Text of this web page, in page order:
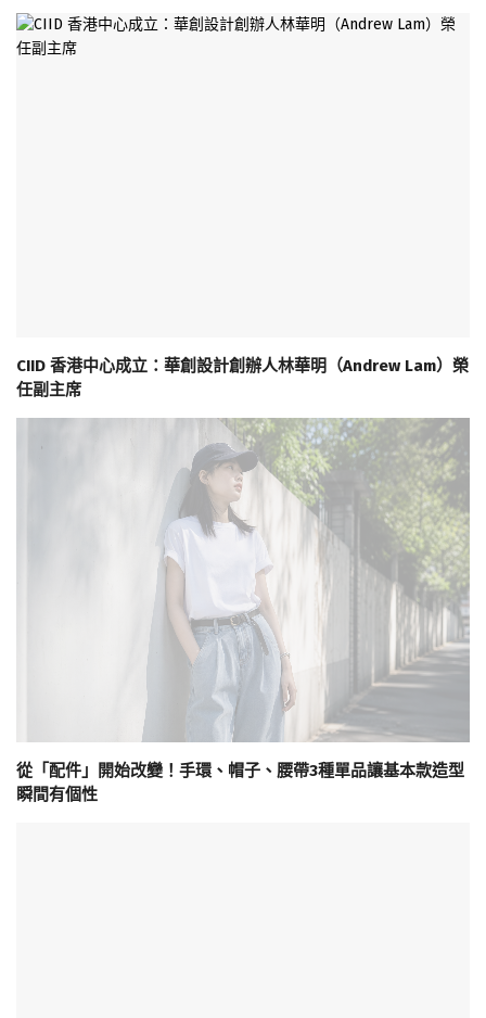
CIID 香港中心成立：華創設計創辦人林華明（Andrew Lam）榮
任副主席
從「配件」開始改變！手環、帽子、腰帶3種單品讓基本款造型
瞬間有個性